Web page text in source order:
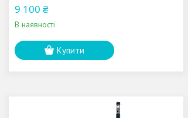
9 100 ₴
В наявності
Купити